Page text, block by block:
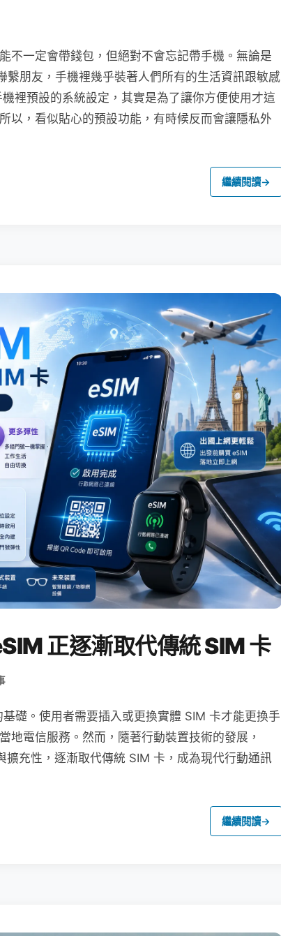
不一定會帶錢包，但絕對不會忘記帶手機。無論是
繫朋友，手機裡幾乎裝著人們所有的生活資訊跟敏感
裡預設的系統設定，其實是為了讓你方便使用才這
以，看似貼心的預設功能，有時候反而會讓隱私外
繼續閱讀→
正逐漸取代傳統 SIM 卡
礎。使用者需要插入或更換實體 SIM 卡才能更換手
地電信服務。然而，隨著行動裝置技術的發展，
充性，逐漸取代傳統 SIM 卡，成為現代行動通訊
繼續閱讀→